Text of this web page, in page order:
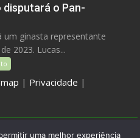
disputará o Pan-
um ginasta representante
2023. Lucas...
| Privacidade |
uma melhor experiência